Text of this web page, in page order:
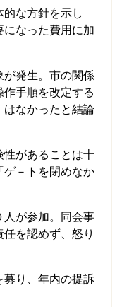
な方針を示し
なった費用に加
発生。市の関係
手順を改定する
はなかったと結論
があることは十
ゲ－トを閉めなか
が参加。同会事
を認めず、怒り
り、年内の提訴